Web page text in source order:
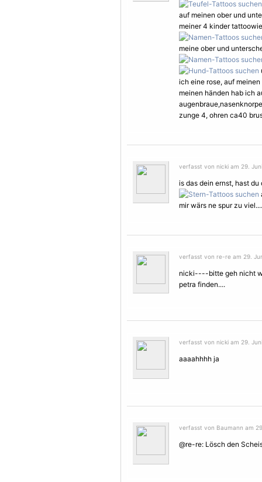
auf meinen ober und
meiner 4 kinder
meine ober und
ich eine rose, auf
meinen händen hab ich
zunge 4, ohren ca40
verfasst von nicki am 29.
is das dein ernst, hast
mir wärs ne spur zu viel....
verfasst von re-re am 29.
nicki----bitte geh nicht
petra finden....
verfasst von nicki am 29.
aaaahhhh ja
verfasst von Baumann am
@re-re: Lösch den